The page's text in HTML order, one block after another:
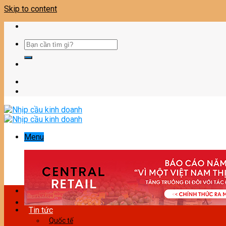
Skip to content
Menu
Tin tức
Quốc tế